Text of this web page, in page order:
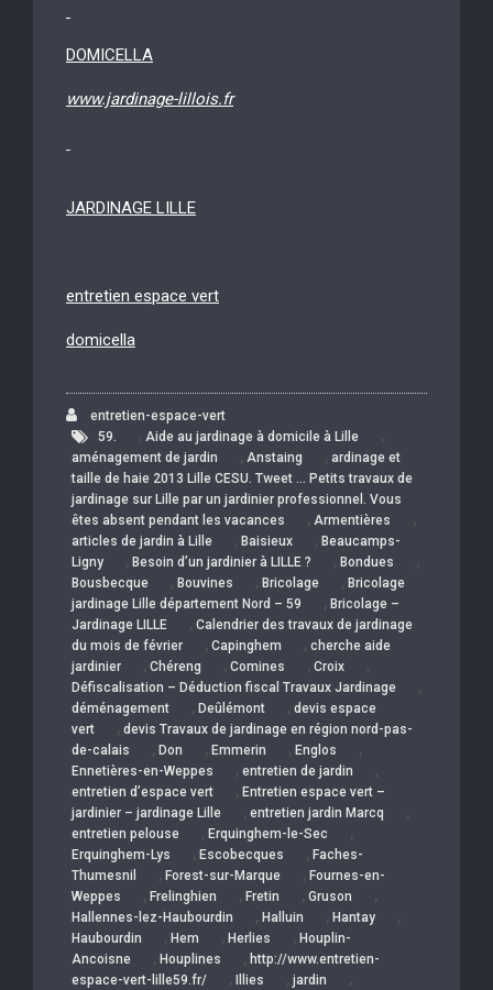
DOMICELLA
www.jardinage-lillois.fr
JARDINAGE LILLE
entretien espace vert
domicella
entretien-espace-vert
59.
, Aide au jardinage à domicile à Lille ,
aménagement de jardin , Anstaing , ardinage et
taille de haie 2013 Lille CESU. Tweet … Petits travaux de
jardinage sur Lille par un jardinier professionnel. Vous
êtes absent pendant les vacances
, Armentières ,
articles de jardin à Lille , Baisieux , Beaucamps-
Ligny
, Besoin d’un jardinier à LILLE ? , Bondues ,
Bousbecque , Bouvines , Bricolage , Bricolage
jardinage Lille département Nord – 59
, Bricolage –
Jardinage LILLE
, Calendrier des travaux de jardinage
du mois de février
, Capinghem , cherche aide
jardinier
, Chéreng , Comines , Croix ,
Défiscalisation – Déduction fiscal Travaux Jardinage ,
déménagement , Deûlémont , devis espace
vert
, devis Travaux de jardinage en région nord-pas-
de-calais
, Don , Emmerin , Englos ,
Ennetières-en-Weppes , entretien de jardin ,
entretien d’espace vert , Entretien espace vert –
jardinier – jardinage Lille
, entretien jardin Marcq ,
entretien pelouse , Erquinghem-le-Sec ,
Erquinghem-Lys , Escobecques , Faches-
Thumesnil
, Forest-sur-Marque , Fournes-en-
Weppes
, Frelinghien , Fretin , Gruson ,
Hallennes-lez-Haubourdin , Halluin , Hantay ,
Haubourdin , Hem , Herlies , Houplin-
Ancoisne
, Houplines , http://www.entretien-
espace-vert-lille59.fr/
, Illies , jardin ,